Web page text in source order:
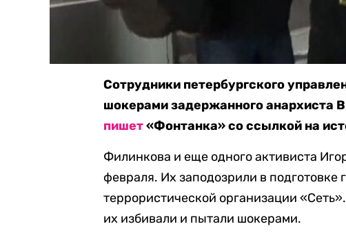
Сотрудники петербургского
шокерами задержанного анархиста
пишет«Фонтанка» со ссылкой на
Филинкова и еще одного активиста
февраля. Их заподозрили в подготовке
террористической организации
их избивали и пытали шокерами.